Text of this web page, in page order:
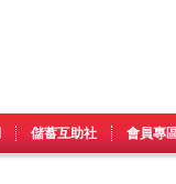
儲蓄互助社 會員專